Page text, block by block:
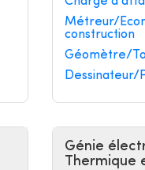
Métreur/
construction
Géomètre/
Dessinateur/
Génie
Thermique